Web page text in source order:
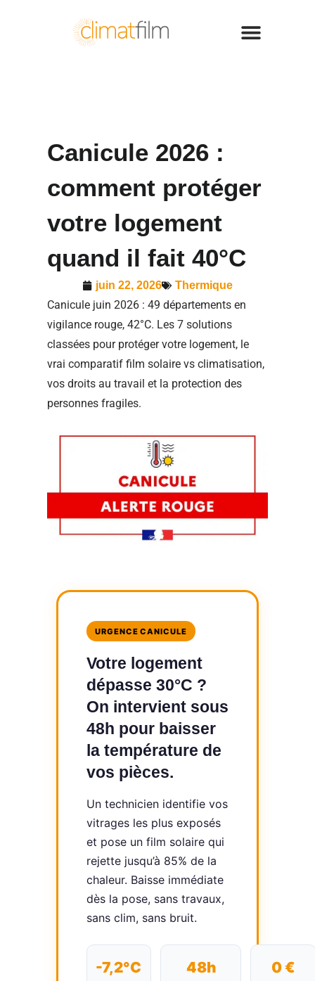
Canicule 2026 :
comment protéger
votre logement
quand il fait 40°C
juin 22, 2026 Thermique
Canicule juin 2026 : 49 départements en
vigilance rouge, 42°C. Les 7 solutions
classées pour protéger votre logement, le
vrai comparatif film solaire vs climatisation,
vos droits au travail et la protection des
personnes fragiles.
URGENCE CANICULE
Votre logement
dépasse 30°C ?
On intervient sous
48h pour baisser
la température de
vos pièces.
Un technicien identifie vos
vitrages les plus exposés
et pose un film solaire qui
rejette jusqu’à 85% de la
chaleur. Baisse immédiate
dès la pose, sans travaux,
sans clim, sans bruit.
-7,2°C 48h 0 €